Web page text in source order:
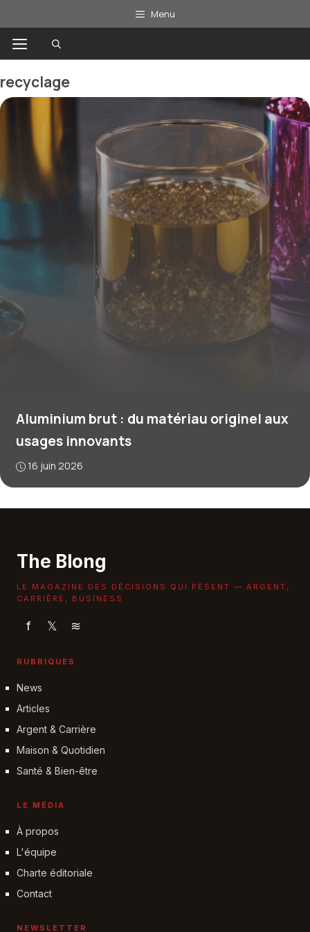
au
contenu
Menu
Menu
recyclage
Aluminium brut : du matériau originel aux
usages innovants
16 juin 2026
The Blong
LE MAGAZINE DES DÉCISIONS QUI PÈSENT — ARGENT,
CARRIÈRE, BUSINESS
f 𝕏 ≋
RUBRIQUES
News
Articles
Argent & Carrière
Maison & Quotidien
Santé & Bien-être
LE MÉDIA
À propos
L'équipe
Charte éditoriale
Contact
NEWSLETTER